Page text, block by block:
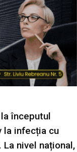
începutul
la infecția cu
nivel național,